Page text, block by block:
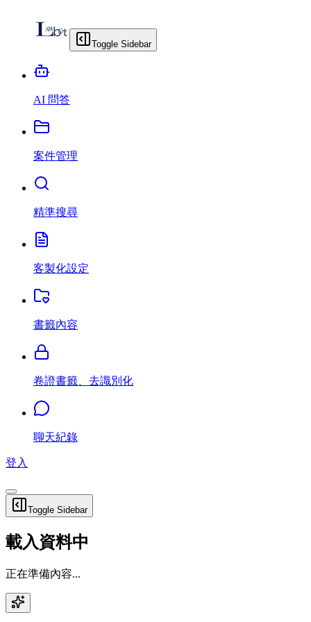
Toggle Sidebar
AI 問答
案件管理
精準搜尋
客製化設定
書籤內容
卷證書籤、去識別化
聊天紀錄
登入
Toggle Sidebar
載入資料中
正在準備內容...